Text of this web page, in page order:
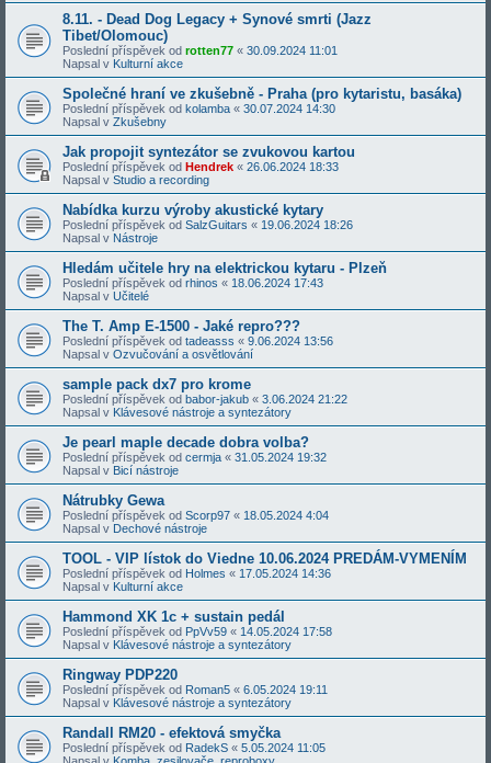
8.11. - Dead Dog Legacy + Synové smrti (Jazz
Tibet/Olomouc)
Poslední příspěvek od rotten77 « 30.09.2024 11:01
Napsal v Kulturní akce
Společné hraní ve zkušebně - Praha (pro kytaristu, basáka)
Poslední příspěvek od kolamba « 30.07.2024 14:30
Napsal v Zkušebny
Jak propojit syntezátor se zvukovou kartou
Poslední příspěvek od Hendrek « 26.06.2024 18:33
Napsal v Studio a recording
Nabídka kurzu výroby akustické kytary
Poslední příspěvek od SalzGuitars « 19.06.2024 18:26
Napsal v Nástroje
Hledám učitele hry na elektrickou kytaru - Plzeň
Poslední příspěvek od rhinos « 18.06.2024 17:43
Napsal v Učitelé
The T. Amp E-1500 - Jaké repro???
Poslední příspěvek od tadeasss « 9.06.2024 13:56
Napsal v Ozvučování a osvětlování
sample pack dx7 pro krome
Poslední příspěvek od babor-jakub « 3.06.2024 21:22
Napsal v Klávesové nástroje a syntezátory
Je pearl maple decade dobra volba?
Poslední příspěvek od cermja « 31.05.2024 19:32
Napsal v Bicí nástroje
Nátrubky Gewa
Poslední příspěvek od Scorp97 « 18.05.2024 4:04
Napsal v Dechové nástroje
TOOL - VIP lístok do Viedne 10.06.2024 PREDÁM-VYMENÍM
Poslední příspěvek od Holmes « 17.05.2024 14:36
Napsal v Kulturní akce
Hammond XK 1c + sustain pedál
Poslední příspěvek od PpVv59 « 14.05.2024 17:58
Napsal v Klávesové nástroje a syntezátory
Ringway PDP220
Poslední příspěvek od Roman5 « 6.05.2024 19:11
Napsal v Klávesové nástroje a syntezátory
Randall RM20 - efektová smyčka
Poslední příspěvek od RadekS « 5.05.2024 11:05
Napsal v Komba, zesilovače, reproboxy